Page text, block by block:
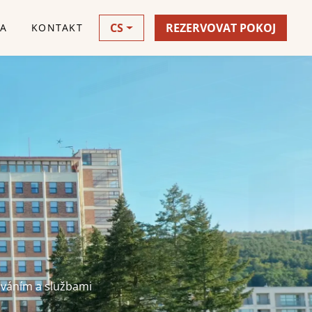
KONTAKT CS REZERVOVAT POKOJ
a službami